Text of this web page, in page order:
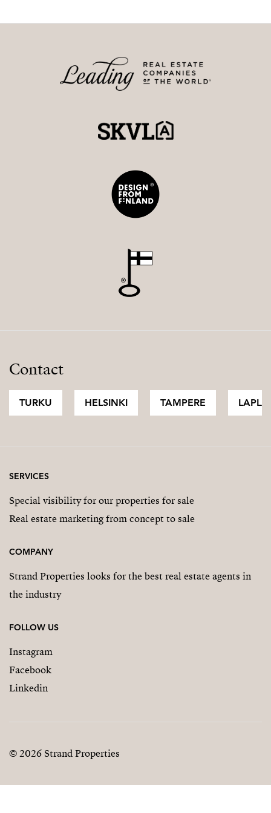
Toivotan teidät tervetulleiksi tutustumaan tämän
upean hirsitalon terveelliseen huoneilmaan,
luonnonhelmassa. Talon ikkunoista katsellessa voi
lumoutua vuodenajasta riippumatta ilmettä ja väriä
tähtipölyn sävyjä onnellisiin perhehetkiin.
Kaupassa voidaan huomioida yksi tai useampi
sijoitusasunto Etelä-Helsingistä postinumeroalueilta
osku@strand.fi
Contact
TURKU HELSINKI TAMPERE
SERVICES
Special visibility for our properties for sale
Real estate marketing from concept to sale
COMPANY
Strand Properties looks for the best real estate agents in
the industry
FOLLOW US
Instagram
Facebook
Linkedin
© 2026 Strand Properties